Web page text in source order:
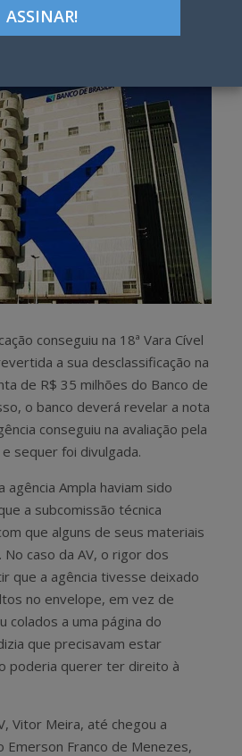
Google+
conseguiu na 18ª Vara Cível
a sua desclassificação na
de R$ 35 milhões do Banco de
o banco deverá revelar a nota
conseguiu na avaliação pela
sequer foi divulgada.
agência Ampla haviam sido
a subcomissão técnica
que alguns de seus materiais
caso da AV, o rigor dos
que a agência tivesse deixado
no envelope, em vez de
colados a uma página do
que precisavam estar
poderia querer ter direito à
Vitor Meira, até chegou a
Emerson Franco de Menezes,